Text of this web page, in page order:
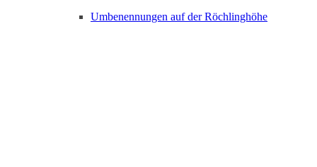
Umbenennungen auf der Röchlinghöhe